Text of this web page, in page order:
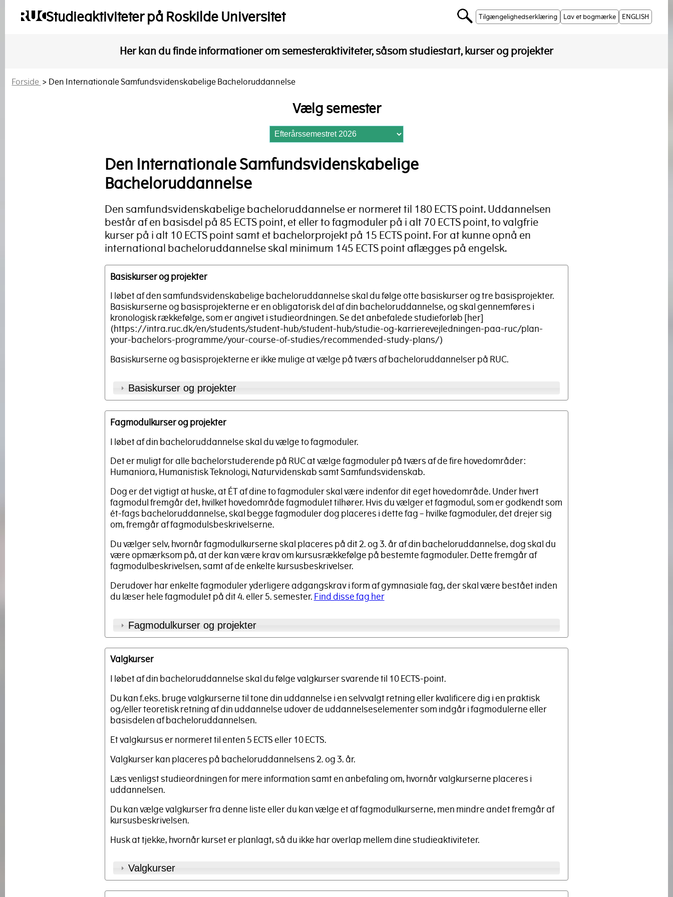
Studieaktiviteter på Roskilde Universitet Tilgængelighedserklæring Lav et bogmærke ENGLISH
Her kan du finde informationer om semesteraktiviteter, såsom studiestart, kurser og projekter
Forside > Den Internationale Samfundsvidenskabelige Bacheloruddannelse
Vælg semester
Den Internationale Samfundsvidenskabelige
Bacheloruddannelse
Den samfundsvidenskabelige bacheloruddannelse er normeret til 180 ECTS point. Uddannelsen
består af en basisdel på 85 ECTS point, et eller to fagmoduler på i alt 70 ECTS point, to valgfrie
kurser på i alt 10 ECTS point samt et bachelorprojekt på 15 ECTS point. For at kunne opnå en
international bacheloruddannelse skal minimum 145 ECTS point aflægges på engelsk.
Basiskurser og projekter
I løbet af den samfundsvidenskabelige bacheloruddannelse skal du følge otte basiskurser og tre basisprojekter.
Basiskurserne og basisprojekterne er en obligatorisk del af din bacheloruddannelse, og skal gennemføres i
kronologisk rækkefølge, som er angivet i studieordningen. Se det anbefalede studieforløb [her]
(https://intra.ruc.dk/en/students/student-hub/student-hub/studie-og-karrierevejledningen-paa-ruc/plan-
your-bachelors-programme/your-course-of-studies/recommended-study-plans/)
Basiskurserne og basisprojekterne er ikke mulige at vælge på tværs af bacheloruddannelser på RUC.
Basiskurser og projekter
Fagmodulkurser og projekter
I løbet af din bacheloruddannelse skal du vælge to fagmoduler.
Det er muligt for alle bachelorstuderende på RUC at vælge fagmoduler på tværs af de fire hovedområder:
Humaniora, Humanistisk Teknologi, Naturvidenskab samt Samfundsvidenskab.
Dog er det vigtigt at huske, at ÉT af dine to fagmoduler skal være indenfor dit eget hovedområde. Under hvert
fagmodul fremgår det, hvilket hovedområde fagmodulet tilhører. Hvis du vælger et fagmodul, som er godkendt som
ét-fags bacheloruddannelse, skal begge fagmoduler dog placeres i dette fag – hvilke fagmoduler, det drejer sig
om, fremgår af fagmodulsbeskrivelserne.
Du vælger selv, hvornår fagmodulkurserne skal placeres på dit 2. og 3. år af din bacheloruddannelse, dog skal du
være opmærksom på, at der kan være krav om kursusrækkefølge på bestemte fagmoduler. Dette fremgår af
fagmodulbeskrivelsen, samt af de enkelte kursusbeskrivelser.
Derudover har enkelte fagmoduler yderligere adgangskrav i form af gymnasiale fag, der skal være bestået inden
du læser hele fagmodulet på dit 4. eller 5. semester. Find disse fag her
Fagmodulkurser og projekter
Valgkurser
I løbet af din bacheloruddannelse skal du følge valgkurser svarende til 10 ECTS-point.
Du kan f.eks. bruge valgkurserne til tone din uddannelse i en selvvalgt retning eller kvalificere dig i en praktisk
og/eller teoretisk retning af din uddannelse udover de uddannelseselementer som indgår i fagmodulerne eller
basisdelen af bacheloruddannelsen.
Et valgkursus er normeret til enten 5 ECTS eller 10 ECTS.
Valgkurser kan placeres på bacheloruddannelsens 2. og 3. år.
Læs venligst studieordningen for mere information samt en anbefaling om, hvornår valgkurserne placeres i
uddannelsen.
Du kan vælge valgkurser fra denne liste eller du kan vælge et af fagmodulkurserne, men mindre andet fremgår af
kursusbeskrivelsen.
Husk at tjekke, hvornår kurset er planlagt, så du ikke har overlap mellem dine studieaktiviteter.
Valgkurser